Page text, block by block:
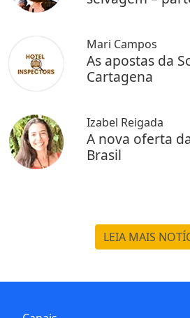
Mari Campos
As apostas da
Cartagena
Izabel Reigada
A nova oferta
Brasil
LEIA MAIS